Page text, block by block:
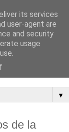
▼
de la
its services
user-agent are
and security
usage